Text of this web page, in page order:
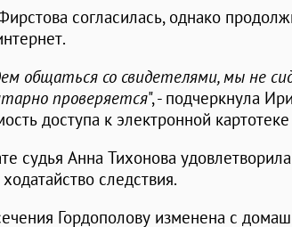
согласилась, однако
общаться со свидетелями, мы не
проверяется", - подчеркнула
доступа к электронной
судья Анна Тихонова
следствия.
Гордополову изменена с